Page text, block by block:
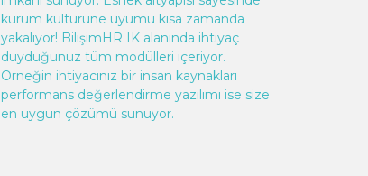
kurum kültürüne uyumu kısa zamanda
yakalıyor! BilişimHR IK alanında ihtiyaç
duyduğunuz tüm modülleri içeriyor.
Örneğin ihtiyacınız bir insan kaynakları
performans değerlendirme yazılımı ise size
en uygun çözümü sunuyor.